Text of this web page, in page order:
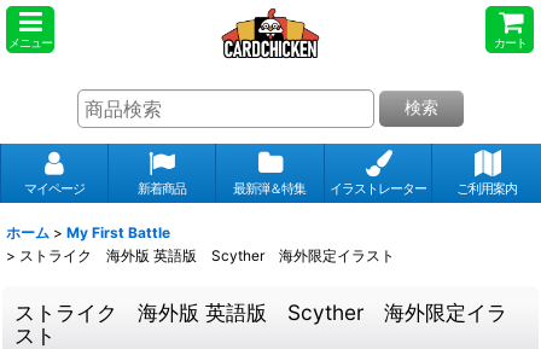
メニュー カート
検索
マイページ 新着商品 最新弾＆特集 イラストレーター ご利用案内
ホーム > My First Battle
> ストライク 海外版 英語版 Scyther 海外限定イラスト
ストライク 海外版 英語版 Scyther 海外限定イラ
スト